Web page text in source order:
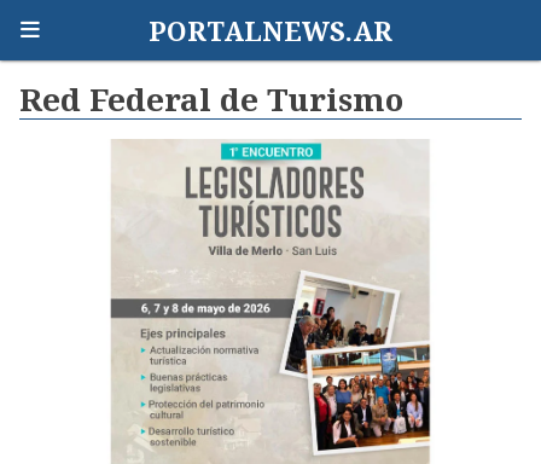
PORTALNEWS.AR
Red Federal de Turismo